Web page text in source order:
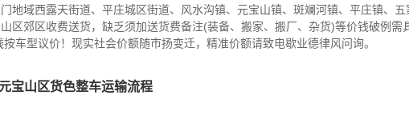
地域西露天街道、平庄城区街道、风水沟镇、元宝山镇、斑斓河镇、平庄镇、
区郊区收费送货，缺乏须加送货费备注(装备、搬家、搬厂、杂货)等价钱破例
车型议价！现实社会价额随市扬变迁，精准价额请致电歇业德律风问询。
宝山区货色整车运输流程